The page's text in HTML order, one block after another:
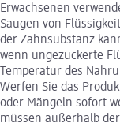
Erwachsenen
Saugen von
der Zahnsubstanz
wenn ungezuckerte
Temperatur des
Werfen Sie das
oder Mängeln sofort
müssen außerhalb